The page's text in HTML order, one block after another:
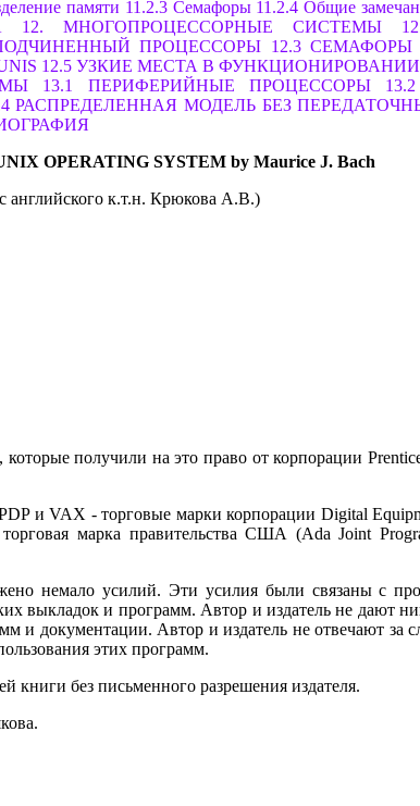
памяти 11.2.3 Семафоры 11.2.4 Общие
12. МНОГОПРОЦЕССОРНЫЕ СИСТЕМЫ
ПРОЦЕССОРЫ 12.3 СЕМАФОРЫ
12.5 УЗКИЕ МЕСТА В
13.1 ПЕРИФЕРИЙНЫЕ ПРОЦЕССОРЫ
РАСПРЕДЕЛЕННАЯ МОДЕЛЬ БЕЗ
OPERATING SYSTEM by Maurice J. Bach
английского к.т.н. Крюкова А.В.)
которые получили на это право от корпорации
и VAX - торговые марки корпорации Digital
марка правительства США (Ada Joint
немало усилий. Эти усилия были связаны с
выкладок и программ. Автор и издатель не дают
и документации. Автор и издатель не отвечают за
этих программ.
книги без письменного разрешения издателя.